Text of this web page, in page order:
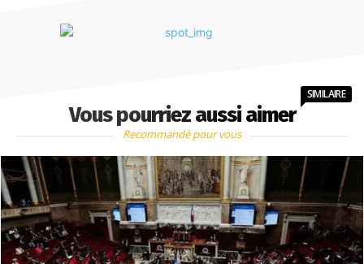
Vous pourriez aussi aimer
SIMILAIRE
Recommandé pour vous